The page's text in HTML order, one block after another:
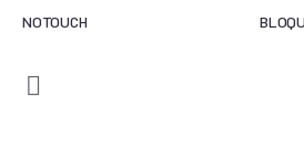
NOTOUCH